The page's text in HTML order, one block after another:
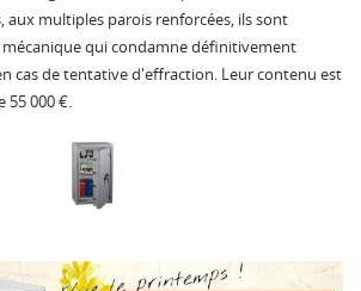
aux multiples parois renforcées, ils sont
qui condamne définitivement
cas de tentative d'effraction. Leur contenu est
55 000 €.